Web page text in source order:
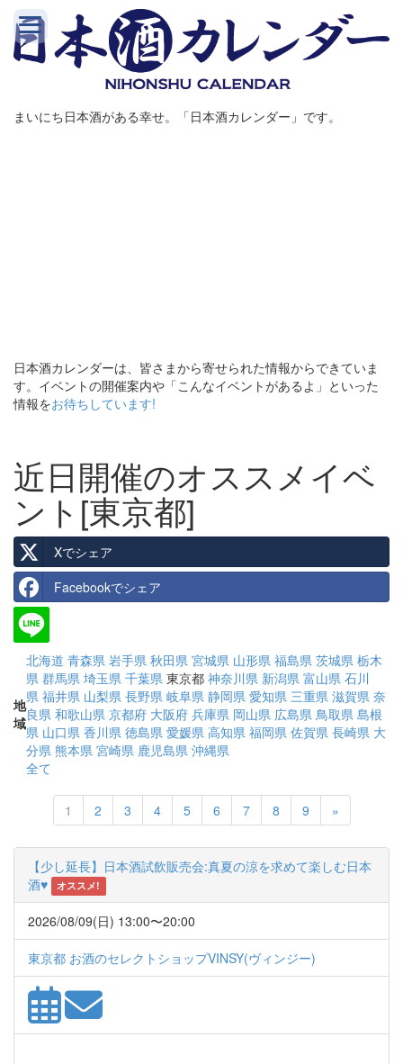
まいにち日本酒がある幸せ。「日本酒カレンダー」です。
日本酒カレンダーは、皆さまから寄せられた情報からできていま
す。イベントの開催案内や「こんなイベントがあるよ」といった
情報をお待ちしています!
近日開催のオススメイベ
ント[東京都]
Xでシェア
Facebookでシェア
地
域
北海道 青森県 岩手県 秋田県 宮城県 山形県 福島県 茨城県 栃木
県 群馬県 埼玉県 千葉県 東京都 神奈川県 新潟県 富山県 石川
県 福井県 山梨県 長野県 岐阜県 静岡県 愛知県 三重県 滋賀県 奈
良県 和歌山県 京都府 大阪府 兵庫県 岡山県 広島県 鳥取県 島根
県 山口県 香川県 徳島県 愛媛県 高知県 福岡県 佐賀県 長崎県 大
分県 熊本県 宮崎県 鹿児島県 沖縄県
全て
1 2 3 4 5 6 7 8 9 »Next
【少し延長】日本酒試飲販売会:真夏の涼を求めて楽しむ日本
酒♥
オススメ!
2026/08/09(日) 13:00〜20:00
東京都 お酒のセレクトショップVINSY(ヴィンジー)